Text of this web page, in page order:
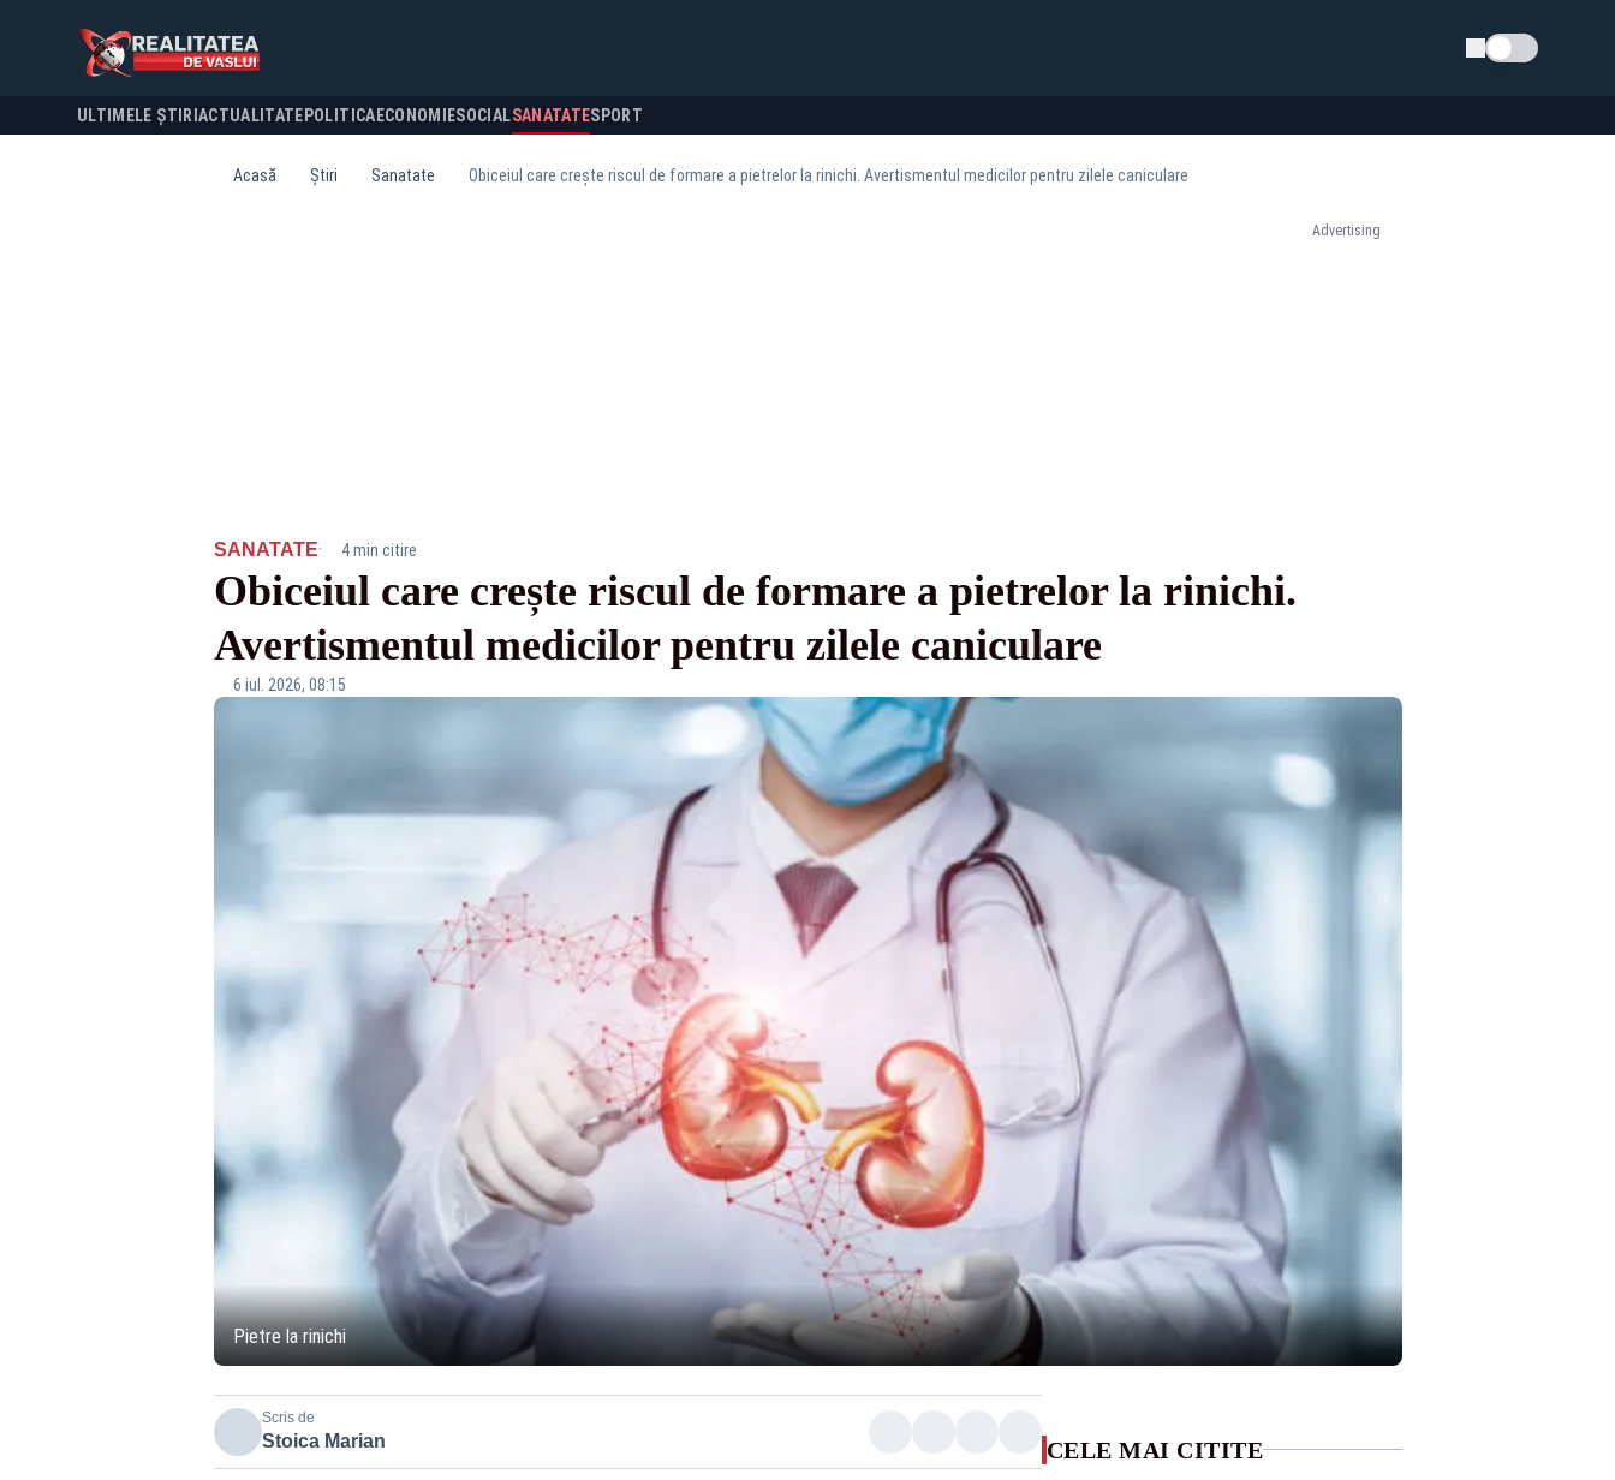
Schimba tema
ULTIMELE ȘTIRI ACTUALITATE POLITICA ECONOMIESOCIALSANATATESPORT
Acasă Știri Sanatate Obiceiul care crește riscul de formare a pietrelor la rinichi. Avertismentul medicilor pentru zilele caniculare
Advertising
SANATATE· 4 min citire
Obiceiul care crește riscul de formare a pietrelor la rinichi.
Avertismentul medicilor pentru zilele caniculare
6 iul. 2026, 08:15
Pietre la rinichi
Scris de
Stoica Marian CELE MAI CITITE